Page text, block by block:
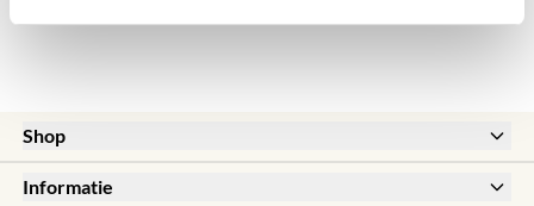
Shop
New
Sale
Informatie